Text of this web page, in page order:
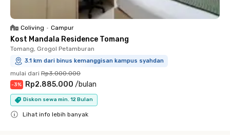
Coliving • Campur
Kost Mandala Residence Tomang
Tomang, Grogol Petamburan
3.1 km dari binus kemanggisan kampus syahdan
mulai dari Rp3.000.000
-3% Rp2.885.000 /bulan
Diskon sewa min. 12 Bulan
Lihat info lebih banyak